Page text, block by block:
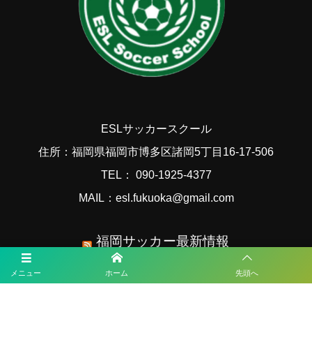
メニュー ホーム 先頭へ
ESLサッカースクール
住所：福岡県福岡市博多区諸岡5丁目16-17-506
TEL： 090-1925-4377
MAIL：esl.fukuoka@gmail.com
福岡サッカー最新情報
2026年度 第57回九州中学校サッカー競技大会（大分県開催） 1回戦8/6結